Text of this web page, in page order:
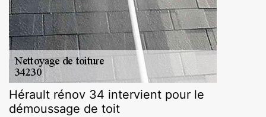
Hérault rénov 34 intervient pour le
démoussage de toit